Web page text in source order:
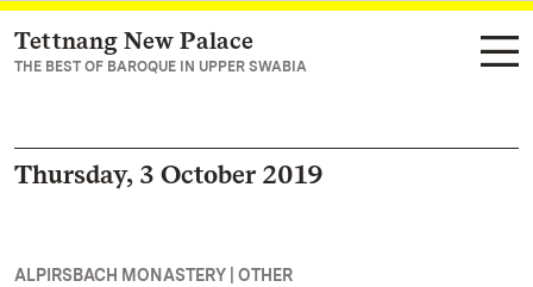
Navigate to main page
Tettnang New Palace
THE BEST OF BAROQUE IN UPPER SWABIA
Thursday, 3 October 2019
ALPIRSBACH MONASTERY | OTHER